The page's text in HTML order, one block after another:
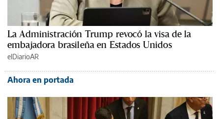
La Administración Trump revocó la visa de la
embajadora brasileña en Estados Unidos
elDiarioAR
Ahora en portada